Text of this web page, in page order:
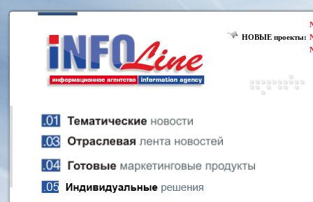
НОВЫЕ проекты: